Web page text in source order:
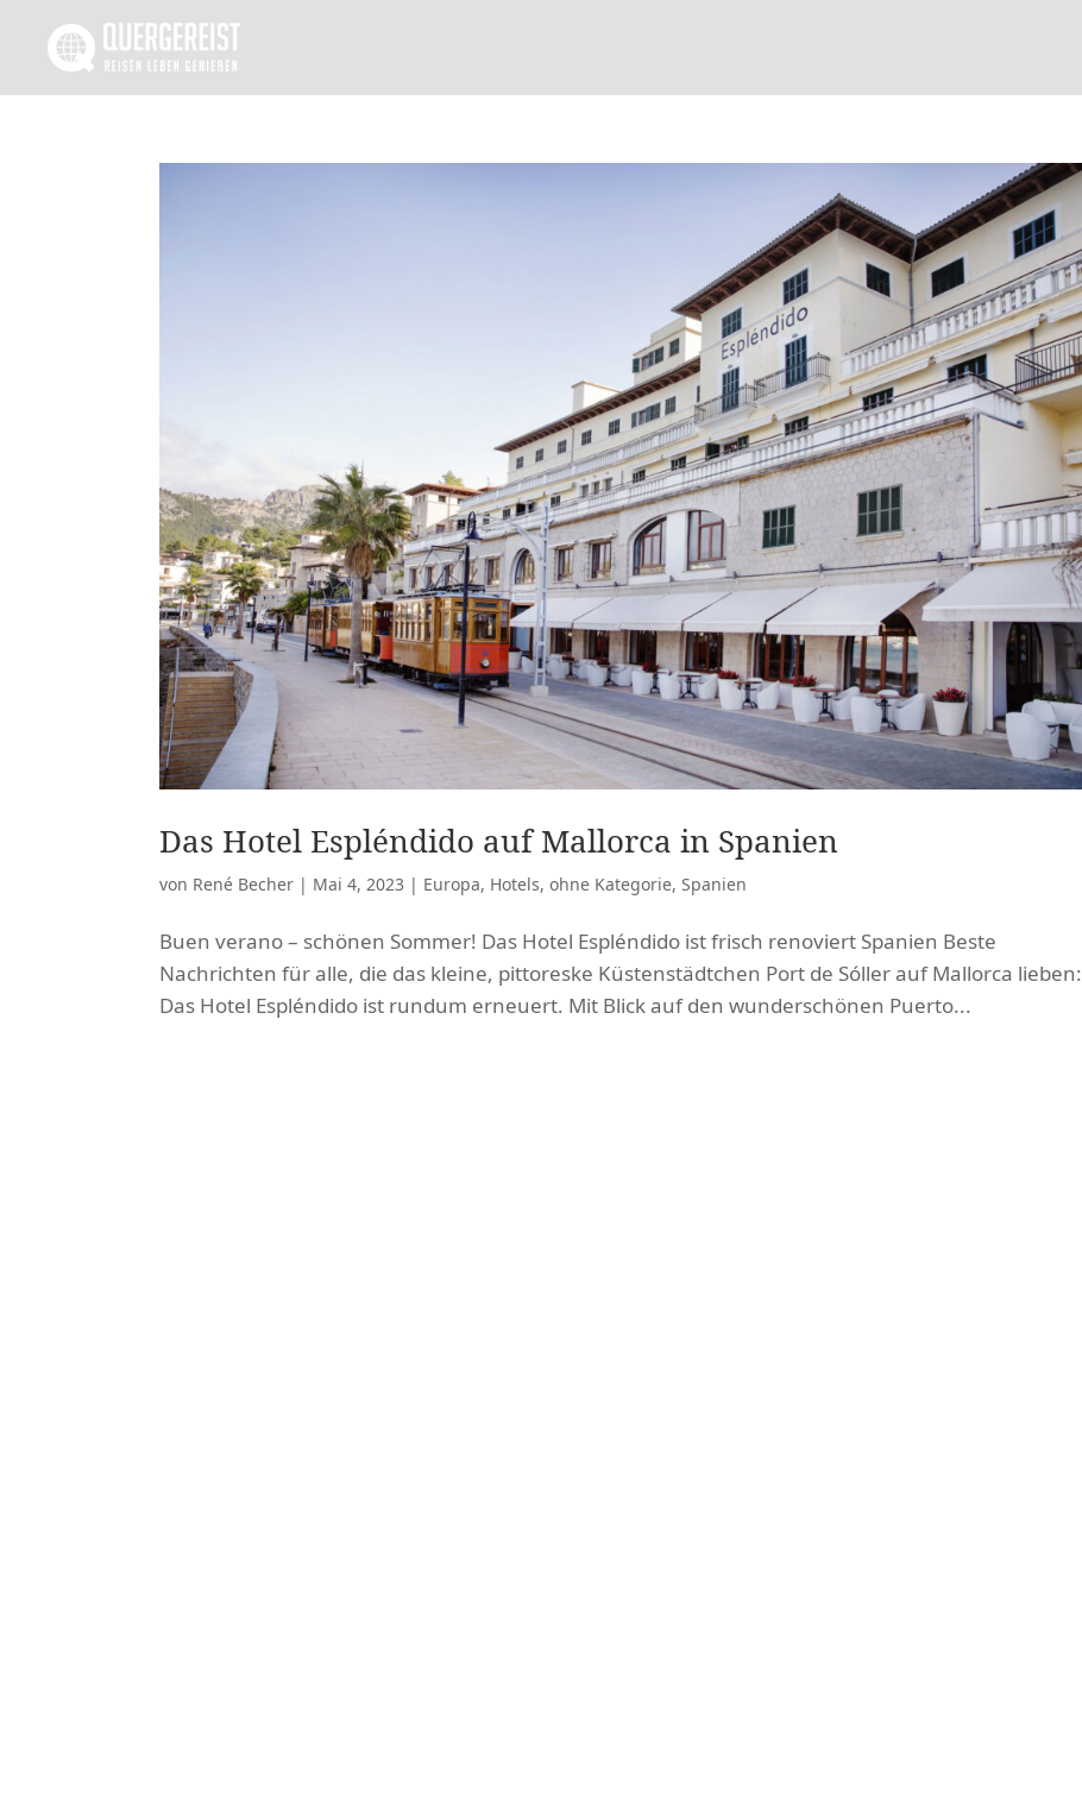
Das Hotel Espléndido auf Mallorca in Spanien
von René Becher | Mai 4, 2023 | Europa, Hotels,ohne Kategorie,Spanien
Buen verano – schönen Sommer! Das Hotel Espléndido ist frisch renoviert Spanien Beste
Nachrichten für alle, die das kleine, pittoreske Küstenstädtchen Port de Sóller auf Mallorca lieben:
Das Hotel Espléndido ist rundum erneuert. Mit Blick auf den wunderschönen Puerto...